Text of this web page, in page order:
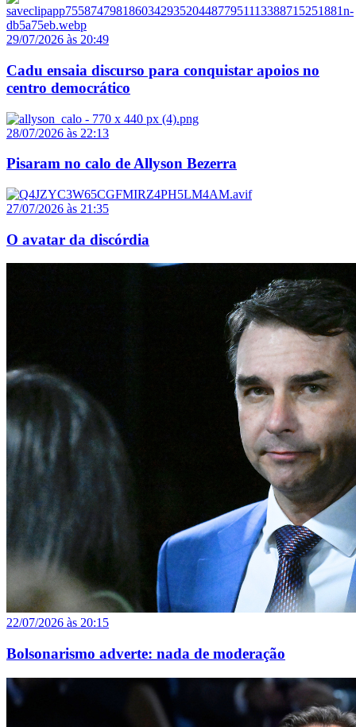
29/07/2026 às 20:49
Cadu ensaia discurso para conquistar apoios no
centro democrático
28/07/2026 às 22:13
Pisaram no calo de Allyson Bezerra
27/07/2026 às 21:35
O avatar da discórdia
22/07/2026 às 20:15
Bolsonarismo adverte: nada de moderação